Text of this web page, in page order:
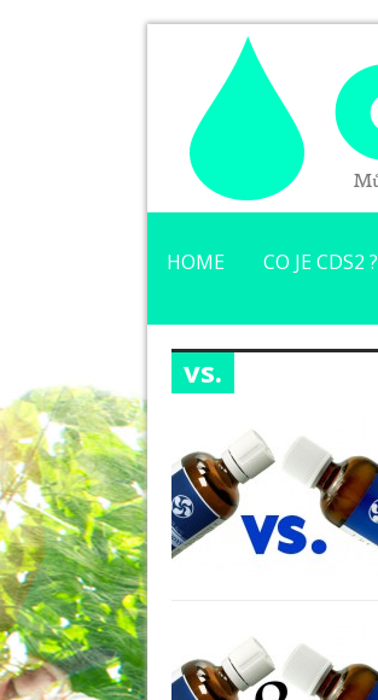
HOME CO JE CDS2 ?
vs.